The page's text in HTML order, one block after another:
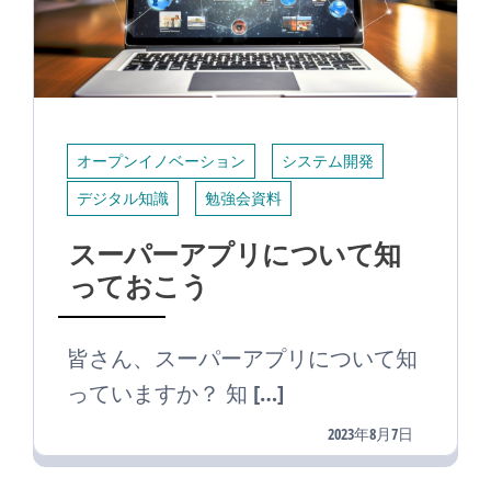
オープンイノベーション
システム開発
デジタル知識
勉強会資料
スーパーアプリについて知
っておこう
皆さん、スーパーアプリについて知
っていますか？ 知 […]
2023年8月7日